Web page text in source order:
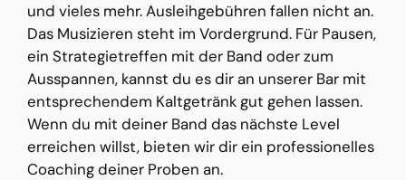
und vieles mehr. Ausleihgebühren fallen nicht an.
Das Musizieren steht im Vordergrund. Für Pausen,
ein Strategietreffen mit der Band oder zum
Ausspannen, kannst du es dir an unserer Bar mit
entsprechendem Kaltgetränk gut gehen lassen.
Wenn du mit deiner Band das nächste Level
erreichen willst, bieten wir dir ein professionelles
Coaching deiner Proben an.